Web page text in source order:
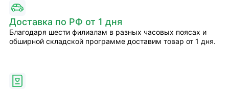
Доставка по РФ от 1 дня
Благодаря шести филиалам в разных часовых поясах и
обширной складской программе доставим товар от 1 дня.